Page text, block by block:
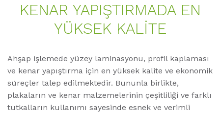
KENAR YAPIŞTIRMADA EN
YÜKSEK KALITE
Ahşap işlemede yüzey laminasyonu, profil kaplaması
ve kenar yapıştırma için en yüksek kalite ve ekonomik
süreçler talep edilmektedir. Bununla birlikte,
plakaların ve kenar malzemelerinin çeşitliliği ve farklı
tutkalların kullanımı sayesinde esnek ve verimli